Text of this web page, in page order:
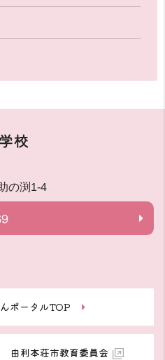
校
の渕1-4
ポータルTOP
由利本荘市教育委員会